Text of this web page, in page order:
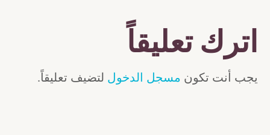
اترك تعليقاً
يجب أنت تكون مسجل الدخوللتضيف تعليقاً.